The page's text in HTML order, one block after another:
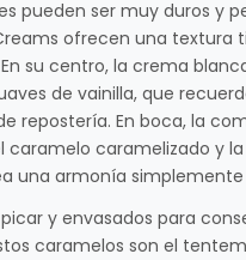
pueden ser muy duros y
ofrecen una textura
su centro, la crema
de vainilla, que
repostería. En boca, la
caramelo caramelizado y
una armonía
y envasados para
caramelos son el